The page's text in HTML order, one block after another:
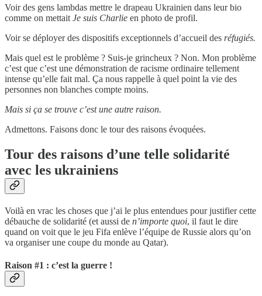
Voir des gens lambdas mettre le drapeau Ukrainien dans leur bio
comme on mettait Je suis Charlie en photo de profil.
Voir se déployer des dispositifs exceptionnels d’accueil des réfugiés.
Mais quel est le problème ? Suis-je grincheux ? Non. Mon problème
c’est que c’est une démonstration de racisme ordinaire tellement
intense qu’elle fait mal. Ça nous rappelle à quel point la vie des
personnes non blanches compte moins.
Mais si ça se trouve c’est une autre raison.
Admettons. Faisons donc le tour des raisons évoquées.
Tour des raisons d’une telle solidarité
avec les ukrainiens
Voilà en vrac les choses que j’ai le plus entendues pour justifier cette
débauche de solidarité (et aussi de n’importe quoi, il faut le dire
quand on voit que le jeu Fifa enlève l’équipe de Russie alors qu’on
va organiser une coupe du monde au Qatar).
Raison #1 : c’est la guerre !